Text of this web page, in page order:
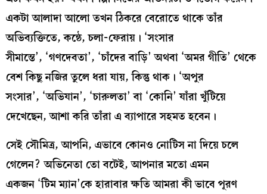
একটা আলাদা আলো তখন ঠিকরে বেরোতে থাকে তাঁর
অভিব্যক্তিতে, কন্ঠে, চলা-ফেরায়। ‘সংসার
সীমান্তে’, ‘গণদেবতা’, ‘চাঁদের বাড়ি’ অথবা ‘অমর গীতি’ থেকে
বেশ কিছু নজির তুলে ধরা যায়, কিন্তু থাক। ‘অপুর
সংসার’, ‘অভিযান’, ‘চারুলতা’ বা ‘কোনি’ যাঁরা খুঁটিয়ে
দেখেছেন, আশা করি তাঁরা এ ব্যাপারে সহমত হবেন।
সেই সৌমিত্র, আপনি, এভাবে কোনও নোটিস না দিয়ে চলে
গেলেন? অভিনেতা তো বটেই, আপনার মতো এমন
একজন ‘টিম ম্যান’কে হারাবার ক্ষতি আমরা কী ভাবে পূরণ